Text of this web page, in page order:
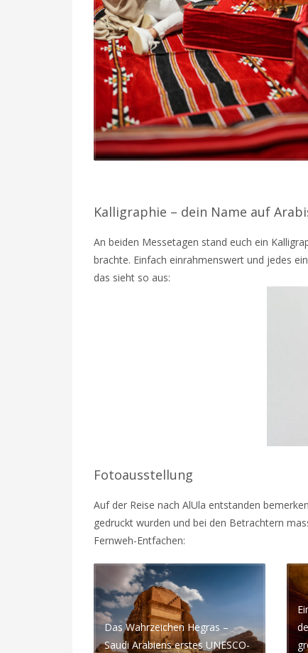
Kalligraphie – dein Name auf
An beiden Messetagen stand euch ein
brachte. Einfach einrahmenswert und jedes
das sieht so aus:
Fotoausstellung
Auf der Reise nach AlUla entstanden
gedruckt wurden und bei den Betrachtern
Fernweh-Entfachen:
Das Wahrzeichen Hegras –
Saudi Arabiens erstes UNESCO-